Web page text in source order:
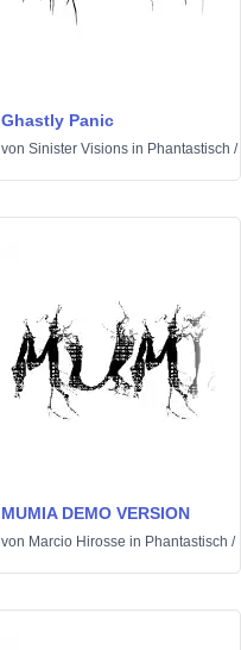
Ghastly Panic
von Sinister Visions in Phantastisch /
MUMIA DEMO VERSION
von Marcio Hirosse in Phantastisch /